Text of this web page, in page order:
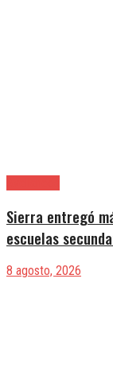
Sierra entregó
escuelas
8 agosto, 2026